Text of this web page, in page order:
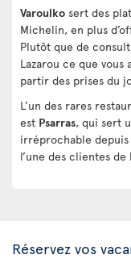
Varoulko sert des
Michelin, en plus
Plutôt que de
Lazarou ce que
partir des prises du
L’un des rares
est Psarras, qui sert
irréprochable
l’une des clientes de
Réservez vos